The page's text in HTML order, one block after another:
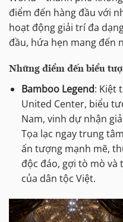
điểm đến hàng đầu với
hoạt động giải trí đa
đầu, hứa hẹn mang đến
Những điểm đến biểu
Bamboo Legend: Kiệt
United Center, biểu
Nam, vinh dự nhận
Tọa lạc ngay trung
ấn tượng mạnh mẽ,
độc đáo, gợi tò mò
của dân tộc Việt.